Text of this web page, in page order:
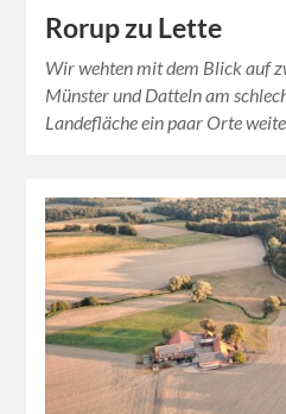
Rorup zu Lette
Wir wehten mit dem Blick auf
Münster und Datteln am
Landefläche ein paar Orte